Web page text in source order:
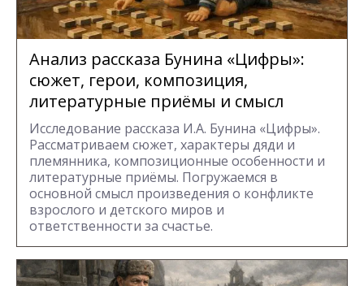
Анализ рассказа Бунина «Цифры»:
сюжет, герои, композиция,
литературные приёмы и смысл
Исследование рассказа И.А. Бунина «Цифры».
Рассматриваем сюжет, характеры дяди и
племянника, композиционные особенности и
литературные приёмы. Погружаемся в
основной смысл произведения о конфликте
взрослого и детского миров и
ответственности за счастье.